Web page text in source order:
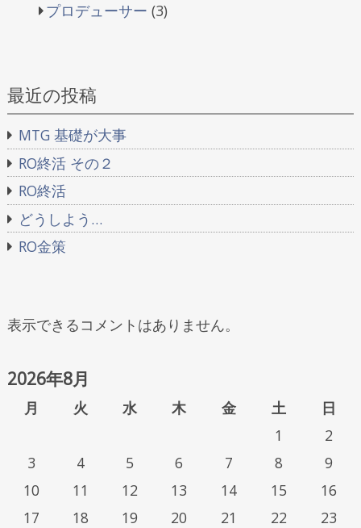
プロデューサー (3)
最近の投稿
MTG 基礎が大事
RO終活 その２
RO終活
どうしよう…
RO金策
表示できるコメントはありません。
2026年8月
月 火 水 木 金 土
日
1
2
3
4 5 6 7 8
9
10
11 12 13 14 15
16
17
18 19 20 21 22
23